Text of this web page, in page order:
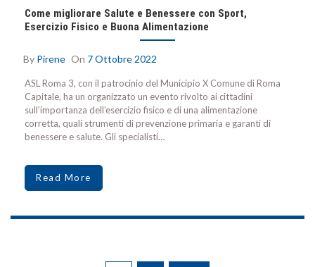
Come migliorare Salute e Benessere con Sport,
Esercizio Fisico e Buona Alimentazione
By Pirene On 7 Ottobre 2022
ASL Roma 3, con il patrocinio del Municipio X Comune di Roma
Capitale, ha un organizzato un evento rivolto ai cittadini
sull’importanza dell’esercizio fisico e di una alimentazione
corretta, quali strumenti di prevenzione primaria e garanti di
benessere e salute. Gli specialisti…
Read More